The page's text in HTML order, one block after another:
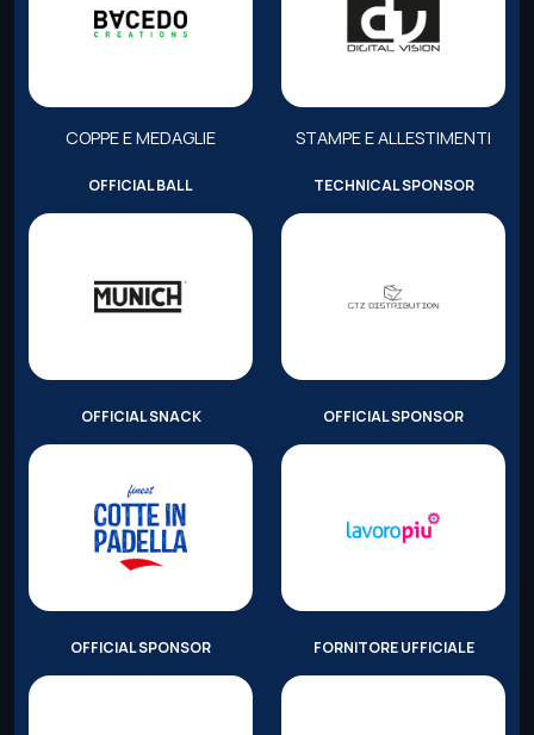
COPPE E MEDAGLIE STAMPE E ALLESTIMENTI
OFFICIAL BALL TECHNICAL SPONSOR
OFFICIAL SNACK OFFICIAL SPONSOR
OFFICIAL SPONSOR FORNITORE UFFICIALE